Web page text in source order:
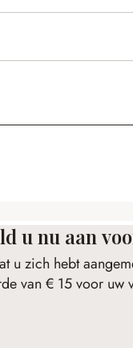
u nu aan
u zich hebt
van € 15 voor uw